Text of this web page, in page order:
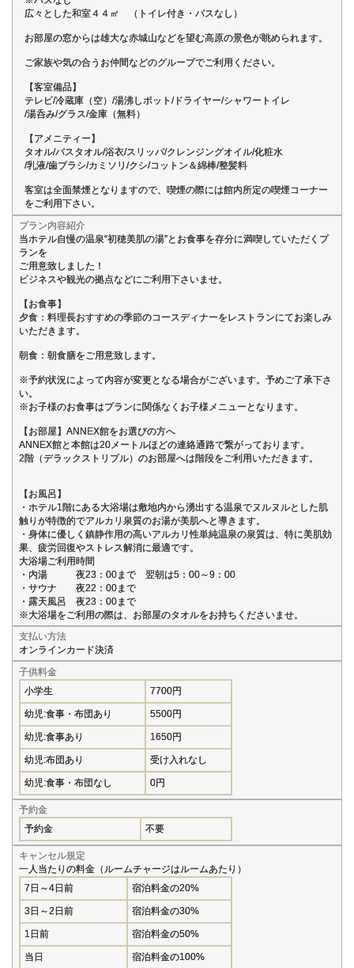
広々とした和室４４㎡ （トイレ付き・バスなし）
お部屋の窓からは雄大な赤城山などを望む高原の景色が眺められます。
ご家族や気の合うお仲間などのグループでご利用ください。
【客室備品】
テレビ/冷蔵庫（空）/湯沸しポット/ドライヤー/シャワートイレ
/湯呑み/グラス/金庫（無料）
【アメニティー】
タオル/バスタオル/浴衣/スリッパ/クレンジングオイル/化粧水
/乳液/歯ブラシ/カミソリ/クシ/コットン＆綿棒/整髪料
客室は全面禁煙となりますので、喫煙の際には館内所定の喫煙コーナー
をご利用下さい。
プラン内容紹介
当ホテル自慢の温泉“初穂美肌の湯”とお食事を存分に満喫していただくプ
ランを
ご用意致しました！
ビジネスや観光の拠点などにご利用下さいませ。
【お食事】
夕食：料理長おすすめの季節のコースディナーをレストランにてお楽しみ
いただきます。
朝食：朝食膳をご用意致します。
※予約状況によって内容が変更となる場合がございます。予めご了承下さ
い。
※お子様のお食事はプランに関係なくお子様メニューとなります。
【お部屋】ANNEX館をお選びの方へ
ANNEX館と本館は20メートルほどの連絡通路で繋がっております。
2階（デラックストリプル）のお部屋へは階段をご利用いただきます。
【お風呂】
・ホテル1階にある大浴場は敷地内から湧出する温泉でヌルヌルとした肌
触りが特徴的でアルカリ泉質のお湯が美肌へと導きます。
・身体に優しく鎮静作用の高いアルカリ性単純温泉の泉質は、特に美肌効
果、疲労回復やストレス解消に最適です。
大浴場ご利用時間
・内湯 夜23：00まで 翌朝は5：00～9：00
・サウナ 夜22：00まで
・露天風呂 夜23：00まで
※大浴場をご利用の際は、お部屋のタオルをお持ちくださいませ。
支払い方法
オンラインカード決済
子供料金
小学生
7700円
幼児:食事・布団あり 5500円
幼児:食事あり 1650円
幼児:布団あり 受け入れなし
幼児:食事・布団なし 0円
予約金
予約金
不要
キャンセル規定
一人当たりの料金（ルームチャージはルームあたり）
7日～4日前
宿泊料金の20%
3日～2日前 宿泊料金の30%
1日前 宿泊料金の50%
当日 宿泊料金の100%